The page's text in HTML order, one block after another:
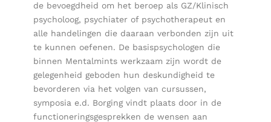
de bevoegdheid om het beroep als GZ/Klinisch
psycholoog, psychiater of psychotherapeut en
alle handelingen die daaraan verbonden zijn uit
te kunnen oefenen. De basispsychologen die
binnen Mentalmints werkzaam zijn wordt de
gelegenheid geboden hun deskundigheid te
bevorderen via het volgen van cursussen,
symposia e.d. Borging vindt plaats door in de
functioneringsgesprekken de wensen aan